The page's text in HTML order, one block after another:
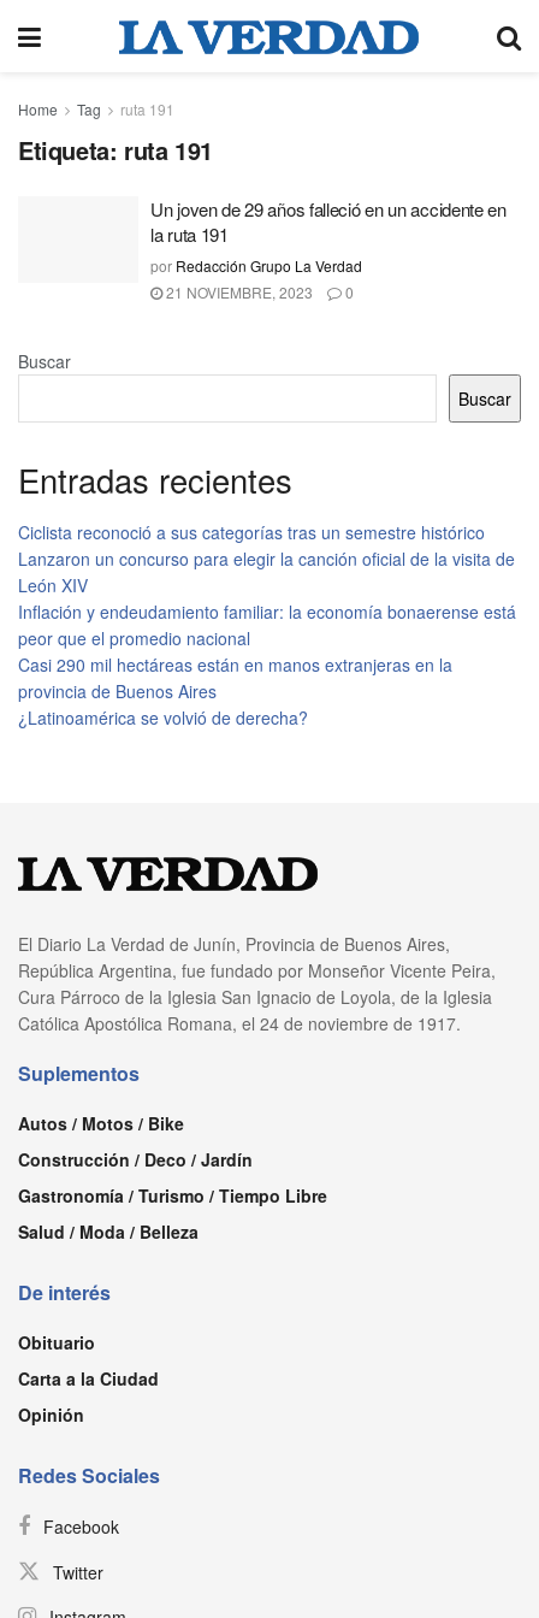
Home Tag ruta 191
Etiqueta: ruta 191
Un joven de 29 años falleció en un accidente en
la ruta 191
por Redacción Grupo La Verdad
21 NOVIEMBRE, 2023
0
Buscar
Buscar
Entradas recientes
Ciclista reconoció a sus categorías tras un semestre histórico
Lanzaron un concurso para elegir la canción oficial de la visita de
León XIV
Inflación y endeudamiento familiar: la economía bonaerense está
peor que el promedio nacional
Casi 290 mil hectáreas están en manos extranjeras en la
provincia de Buenos Aires
¿Latinoamérica se volvió de derecha?
El Diario La Verdad de Junín, Provincia de Buenos Aires,
República Argentina, fue fundado por Monseñor Vicente Peira,
Cura Párroco de la Iglesia San Ignacio de Loyola, de la Iglesia
Católica Apostólica Romana, el 24 de noviembre de 1917.
Suplementos
Autos / Motos / Bike
Construcción / Deco / Jardín
Gastronomía / Turismo / Tiempo Libre
Salud / Moda / Belleza
De interés
Obituario
Carta a la Ciudad
Opinión
Redes Sociales
Facebook
Twitter